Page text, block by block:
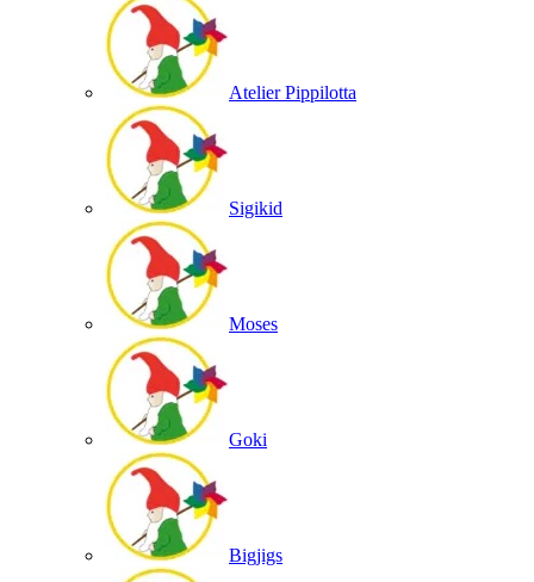
Atelier Pippilotta
Sigikid
Moses
Goki
Bigjigs